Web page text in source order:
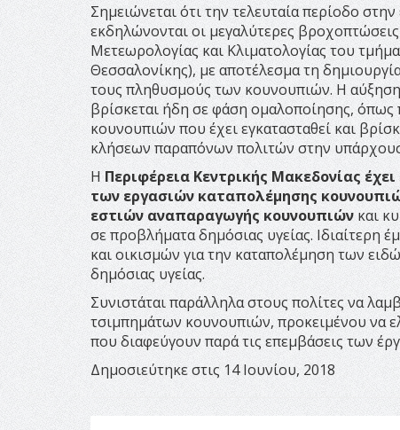
Σημειώνεται ότι την τελευταία περίοδο
εκδηλώνονται οι μεγαλύτερες
Μετεωρολογίας και Κλιματολογίας του
Θεσσαλονίκης), με αποτέλεσμα τη
τους πληθυσμούς των κουνουπιών. Η
βρίσκεται ήδη σε φάση ομαλοποίησης,
κουνουπιών που έχει εγκατασταθεί και
κλήσεων παραπόνων πολιτών στην
Η Περιφέρεια Κεντρικής Μακεδονίας
των εργασιών καταπολέμησης
εστιών αναπαραγωγής κουνουπιών και
σε προβλήματα δημόσιας υγείας. Ιδιαίτερη
και οικισμών για την καταπολέμηση των
δημόσιας υγείας.
Συνιστάται παράλληλα στους πολίτες να
τσιμπημάτων κουνουπιών, προκειμένου να
που διαφεύγουν παρά τις επεμβάσεις των
Δημοσιεύτηκε στις 14 Ιουνίου, 2018